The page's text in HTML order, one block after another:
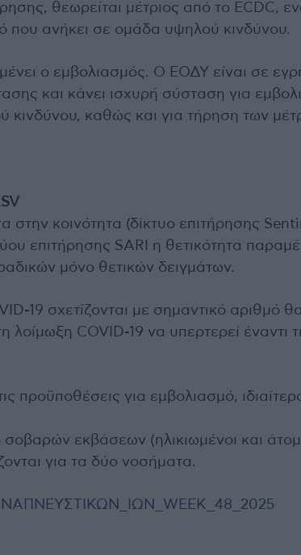
θεωρείται μέτριος από το ECDC,
που ανήκει σε ομάδα υψηλού κινδύνου.
ο εμβολιασμός. Ο ΕΟΔΥ είναι σε
και κάνει ισχυρή σύσταση για
κινδύνου, καθώς και για τήρηση των
κοινότητα (δίκτυο επιτήρησης
επιτήρησης SARI η θετικότητα
μόνο θετικών δειγμάτων.
19 σχετίζονται με σημαντικό αριθμό
λοίμωξη COVID-19 να υπερτερεί έναντι
προϋποθέσεις για εμβολιασμό,
εκβάσεων (ηλικιωμένοι και
για τα δύο νοσήματα.